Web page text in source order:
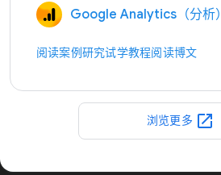
Google Analytics（分析）
阅读案例研究试学教程阅读博文
浏览更多 open_in_new